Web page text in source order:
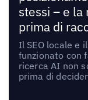
stessi – e
prima di
Il SEO locale e
funzionato con
ricerca AI non
prima di